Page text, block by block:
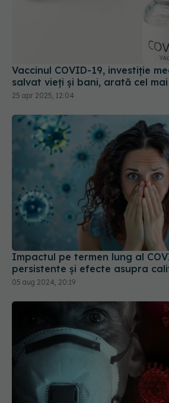
Vaccinul COVID-19, investiție
salvat vieți și bani, arată cel
25 apr 2025, 12:04
Impactul pe termen lung al
persistente și efecte asupra
05 aug 2024, 20:19